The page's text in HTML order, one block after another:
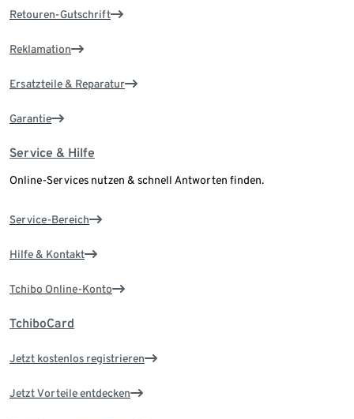
Retouren-Gutschrift
Reklamation
Ersatzteile & Reparatur
Garantie
Service & Hilfe
Online-Services nutzen & schnell Antworten finden.
Service-Bereich
Hilfe & Kontakt
Tchibo Online-Konto
TchiboCard
Jetzt kostenlos registrieren
Jetzt Vorteile entdecken